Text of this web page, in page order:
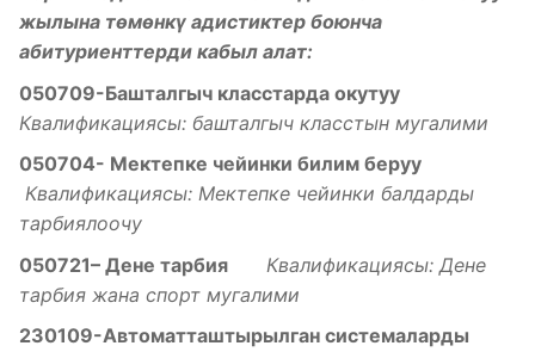
жылына төмөнкү адистиктер боюнча
абитуриенттерди кабыл алат:
050709-Башталгыч класстарда окутуу
Квалификациясы: башталгыч класстын мугалими
050704- Мектепке чейинки билим беруу
Квалификациясы: Мектепке чейинки балдарды
тарбиялоочу
050721– Дене тарбия
Квалификациясы: Дене
тарбия жана спорт мугалими
230109-Автоматташтырылган системаларды